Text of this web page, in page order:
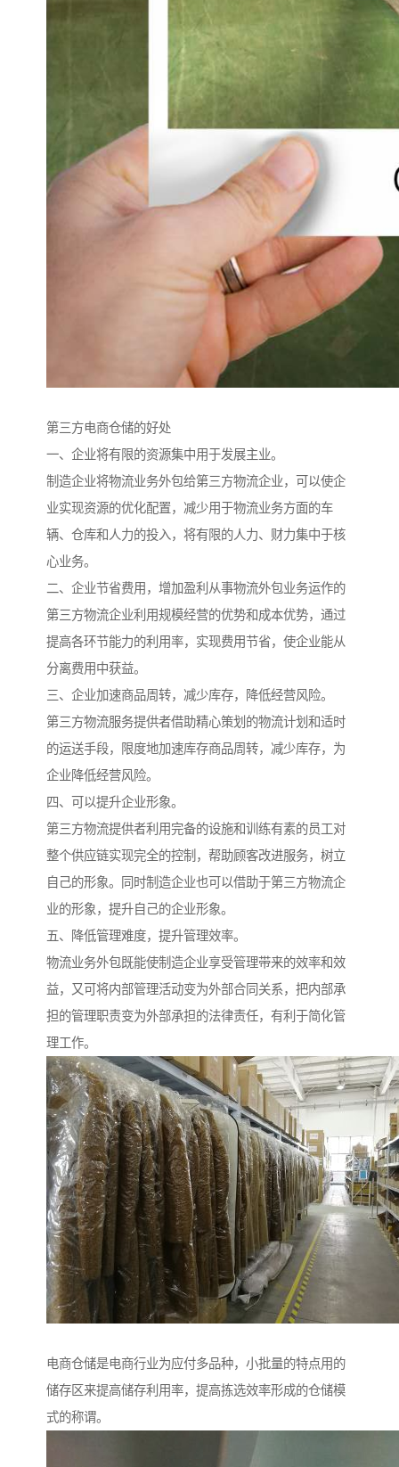
第三方电商仓储的好处
一、企业将有限的资源集中用于发展主业。
制造企业将物流业务外包给第三方物流企业，可以使企
业实现资源的优化配置，减少用于物流业务方面的车
辆、仓库和人力的投入，将有限的人力、财力集中于核
心业务。
二、企业节省费用，增加盈利从事物流外包业务运作的
第三方物流企业利用规模经营的优势和成本优势，通过
提高各环节能力的利用率，实现费用节省，使企业能从
分离费用中获益。
三、企业加速商品周转，减少库存，降低经营风险。
第三方物流服务提供者借助精心策划的物流计划和适时
的运送手段，限度地加速库存商品周转，减少库存，为
企业降低经营风险。
四、可以提升企业形象。
第三方物流提供者利用完备的设施和训练有素的员工对
整个供应链实现完全的控制，帮助顾客改进服务，树立
自己的形象。同时制造企业也可以借助于第三方物流企
业的形象，提升自己的企业形象。
五、降低管理难度，提升管理效率。
物流业务外包既能使制造企业享受管理带来的效率和效
益，又可将内部管理活动变为外部合同关系，把内部承
担的管理职责变为外部承担的法律责任，有利于简化管
理工作。
电商仓储是电商行业为应付多品种，小批量的特点用的
储存区来提高储存利用率，提高拣选效率形成的仓储模
式的称谓。